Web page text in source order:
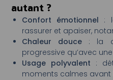
autant ?
Confort émotionnel :
rassurer et apaiser,
Chaleur douce : la
progressive qu’avec
Usage polyvalent :
moments calmes avant